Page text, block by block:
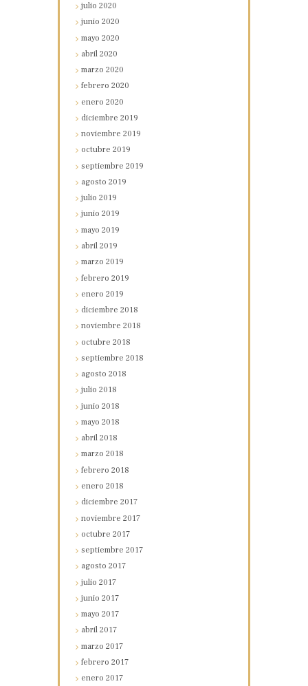
julio2020
junio2020
mayo2020
abril2020
marzo2020
febrero2020
enero2020
diciembre2019
noviembre2019
octubre2019
septiembre2019
agosto2019
julio2019
junio2019
mayo2019
abril2019
marzo2019
febrero2019
enero2019
diciembre2018
noviembre2018
octubre2018
septiembre2018
agosto2018
julio2018
junio2018
mayo2018
abril2018
marzo2018
febrero2018
enero2018
diciembre2017
noviembre2017
octubre2017
septiembre2017
agosto2017
julio2017
junio2017
mayo2017
abril2017
marzo2017
febrero2017
enero2017